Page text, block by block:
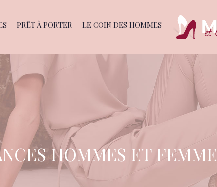
LE COIN DES HOMMES
PRÊT À PORTER
HOMMES ET